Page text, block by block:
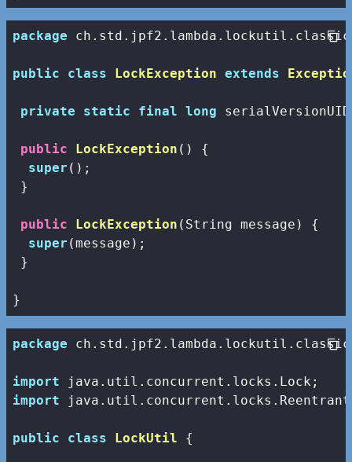
package
public class LockException extends
private static final long
public LockException ()
{
super ();
}
public LockException (String message)
{
super (message);
}
}
package
import
import
public class LockUtil {